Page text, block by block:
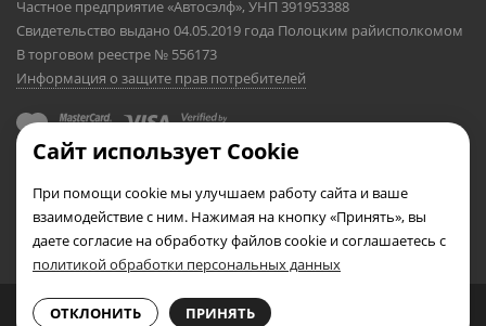
0
Частное предприятие «Автосэлф», УНП 391953388
Свидетельство выдано 04.05.2019 года Полоцким райисполкомом
В торговом реестре № 556173
Информация о защите прав потребителей
Сайт использует Cookie
При помощи cookie мы улучшаем работу сайта и ваше
взаимодействие с ним. Нажимая на кнопку «Принять», вы
даете согласие на обработку файлов cookie и соглашаетесь с
политикой обработки персональных данных
ОТКЛОНИТЬ ПРИНЯТЬ